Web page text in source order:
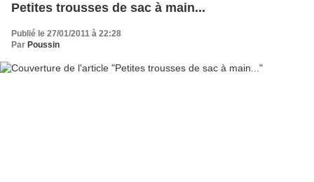
Petites trousses de sac à main...
Publié le 27/01/2011 à 22:28
Par Poussin